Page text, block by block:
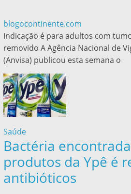
blogocontinente.com
Indicação é para adultos com
removido A Agência Nacional de
(Anvisa) publicou esta semana o
Saúde
Bactéria
produtos da Ypê é
antibióticos